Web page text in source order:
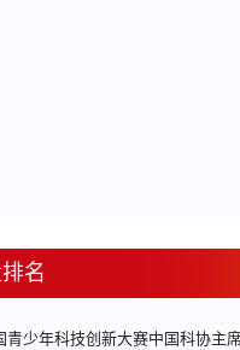
名
青少年科技创新大赛中国科协主